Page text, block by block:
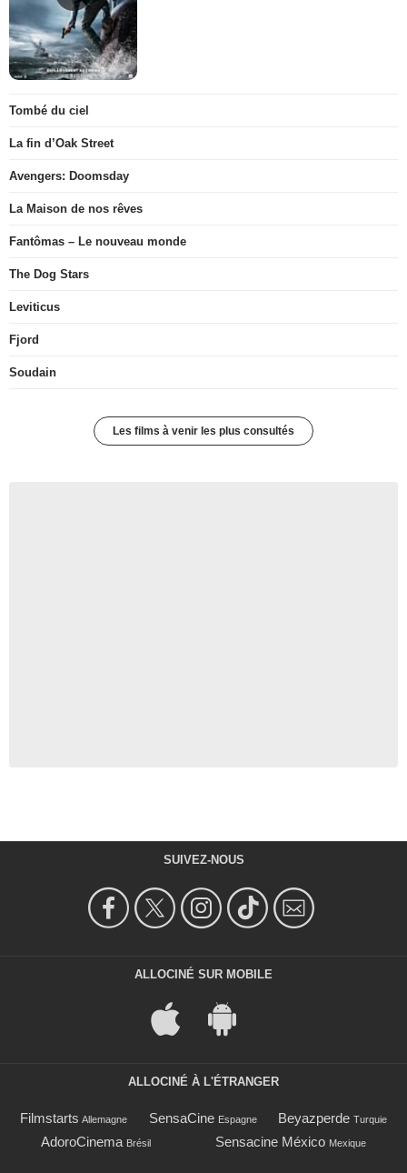
Tombé du ciel
La fin d’Oak Street
Avengers: Doomsday
La Maison de nos rêves
Fantômas – Le nouveau monde
The Dog Stars
Leviticus
Fjord
Soudain
Les films à venir les plus consultés
SUIVEZ-NOUS
ALLOCINÉ SUR MOBILE
ALLOCINÉ À L'ÉTRANGER
Filmstarts Allemagne SensaCine Espagne Beyazperde Turquie
AdoroCinema Brésil Sensacine México Mexique